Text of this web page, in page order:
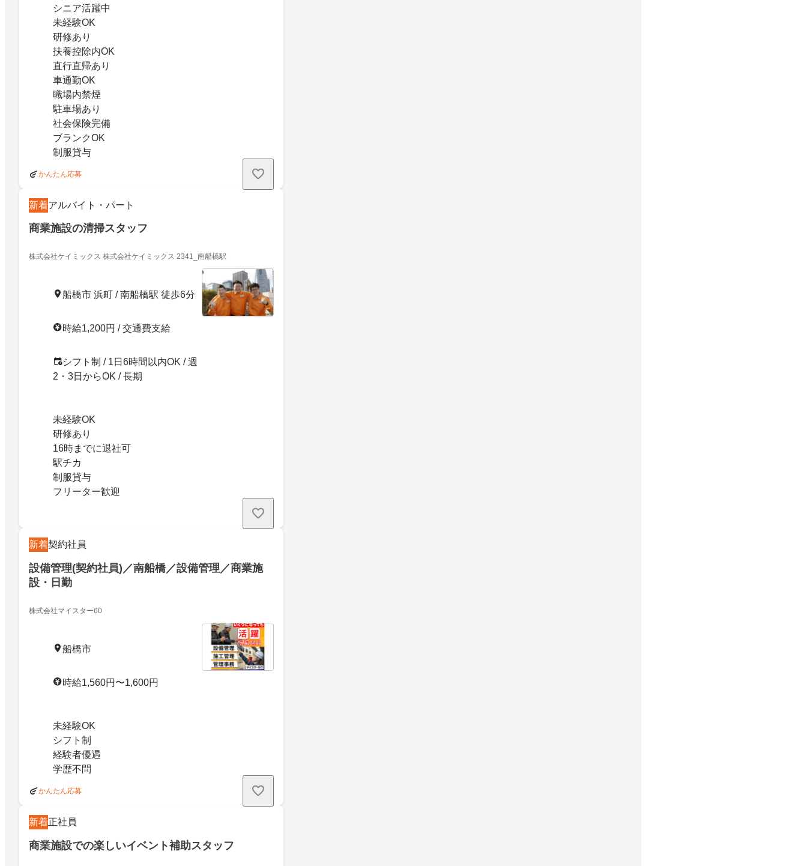
シニア活躍中
未経験OK
研修あり
扶養控除内OK
直行直帰あり
車通勤OK
職場内禁煙
駐車場あり
社会保険完備
ブランクOK
制服貸与
かんたん応募
新着アルバイト・パート
商業施設の清掃スタッフ
株式会社ケイミックス 株式会社ケイミックス 2341_南船橋駅
船橋市 浜町 / 南船橋駅 徒歩6分
時給1,200円 / 交通費支給
シフト制 / 1日6時間以内OK / 週
2・3日からOK / 長期
未経験OK
研修あり
16時までに退社可
駅チカ
制服貸与
フリーター歓迎
新着契約社員
設備管理(契約社員)／南船橋／設備管理／商業施
設・日勤
株式会社マイスター60
船橋市
時給1,560円〜1,600円
未経験OK
シフト制
経験者優遇
学歴不問
かんたん応募
新着正社員
商業施設での楽しいイベント補助スタッフ